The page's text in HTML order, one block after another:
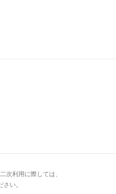
次利用に際しては、
い。